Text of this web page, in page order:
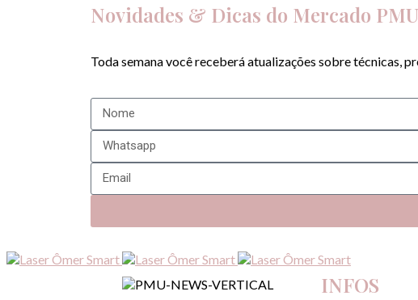
Novidades & Dicas do Mercado PMU
Toda semana você receberá atualizações sobre técnicas,
INFOS